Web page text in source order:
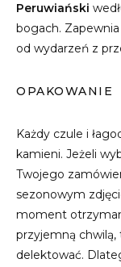
Peruwiański
bogach.
od wydarzeń z
OPAKOWANIE
Każdy czule i
kamieni. Jeżeli
Twojego
sezonowym
moment
przyjemną chwilą,
delektować.